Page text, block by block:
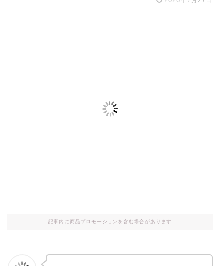
記事内に商品プロモーションを含む場合があります